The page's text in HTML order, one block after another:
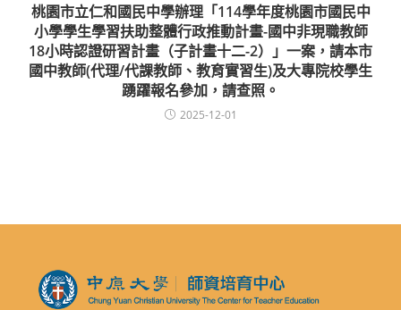
桃園市立仁和國民中學辦理「114學年度桃園市國民中
小學學生學習扶助整體行政推動計畫-國中非現職教師
18小時認證研習計畫（子計畫十二-2）」一案，請本市
國中教師(代理/代課教師、教育實習生)及大專院校學生
踴躍報名參加，請查照。
2025-12-01